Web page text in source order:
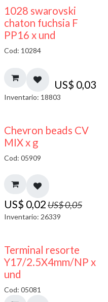
1028 swarovski
chaton fuchsia F
PP16 x und
Cod: 10284
US$ 0,03
Inventario: 18803
50% DESCUENTO
Chevron beads CV
MIX x g
Cod: 05909
US$ 0,02US$0,05
Inventario: 26339
50% DESCUENTO
Terminal resorte
Y17/2.5X4mm/NP x
und
Cod: 05081